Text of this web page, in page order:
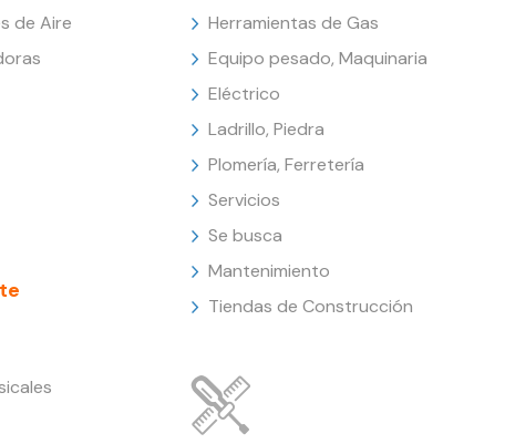
de Aire
Herramientas de Gas
Equipo pesado, Maquinaria
Eléctrico
Ladrillo, Piedra
Plomería, Ferretería
Servicios
Se busca
Mantenimiento
Tiendas de Construcción